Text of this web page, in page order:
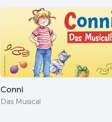
Conni
Das Musical